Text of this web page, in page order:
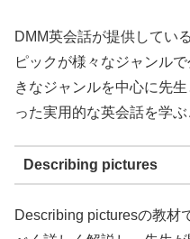
DMM英会話が提供してい
ピックが様々なジャンル
きなジャンルを中心に先
った実用的な英会話を学ぶ
Describing pictures
Describing picturesの教材